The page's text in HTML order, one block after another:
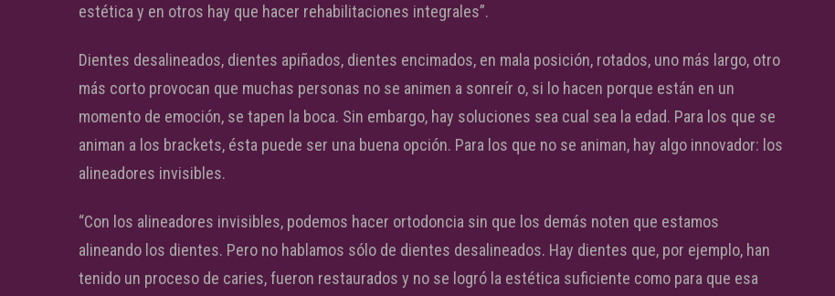
estética y en otros hay que hacer rehabilitaciones integrales”.
Dientes desalineados, dientes apiñados, dientes encimados, en mala posición, rotados, uno más largo, otro
más corto provocan que muchas personas no se animen a sonreír o, si lo hacen porque están en un
momento de emoción, se tapen la boca. Sin embargo, hay soluciones sea cual sea la edad. Para los que se
animan a los brackets, ésta puede ser una buena opción. Para los que no se animan, hay algo innovador: los
alineadores invisibles.
“Con los alineadores invisibles, podemos hacer ortodoncia sin que los demás noten que estamos
alineando los dientes. Pero no hablamos sólo de dientes desalineados. Hay dientes que, por ejemplo, han
tenido un proceso de caries, fueron restaurados y no se logró la estética suficiente como para que esa